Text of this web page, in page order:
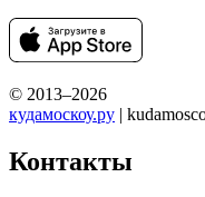
© 2013–2026
кудамоскоу.ру |
Контакты